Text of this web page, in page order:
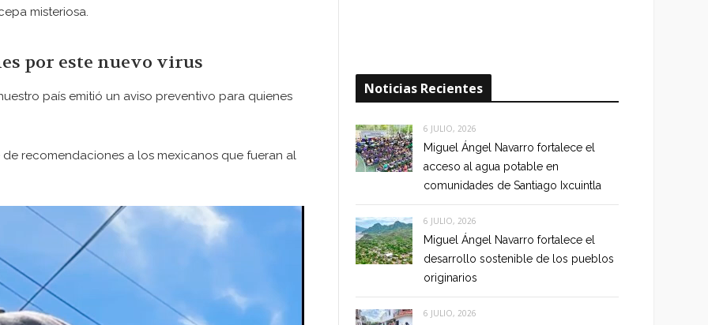
misteriosa.
por este nuevo virus
país emitió un aviso preventivo para quienes
recomendaciones a los mexicanos que fueran al
Noticias Recientes
6 JULIO, 2026
Miguel Ángel Navarro fortalece el
acceso al agua potable en
comunidades de Santiago Ixcuintla
6 JULIO, 2026
Miguel Ángel Navarro fortalece el
desarrollo sostenible de los pueblos
originarios
6 JULIO, 2026